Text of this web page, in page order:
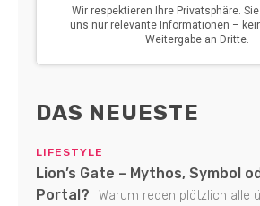
DAS NEUESTE
LIFESTYLE
Lion’s Gate – Mythos, Symbol
Portal?
Warum reden plötzlich alle